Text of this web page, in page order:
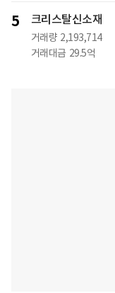
5 크리스탈신소재
거래량 2,193,714
거래대금 29.5억